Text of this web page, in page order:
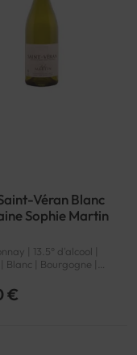
Véran Blanc
Sophie Martin
| 13.5° d'alcool |
Blanc | Bourgogne |
€